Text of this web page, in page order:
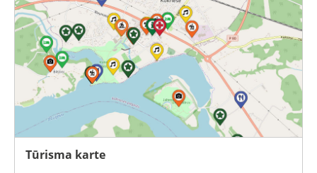
Tūrisma karte